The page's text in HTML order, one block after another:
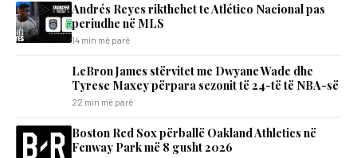
Andrés Reyes rikthehet te Atlético Nacional pas
periudhe në MLS
14 min më parë
LeBron James stërvitet me Dwyane Wade dhe
Tyrese Maxey përpara sezonit të 24-të të NBA-së
22 min më parë
Boston Red Sox përballë Oakland Athletics në
Fenway Park më 8 gusht 2026